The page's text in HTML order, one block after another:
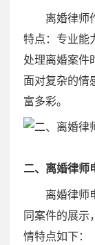
离婚律师
特点：专业能
处理离婚案件
面对复杂的情
富多彩。
二、离婚律师
离婚律师
同案件的展示
情特点如下：